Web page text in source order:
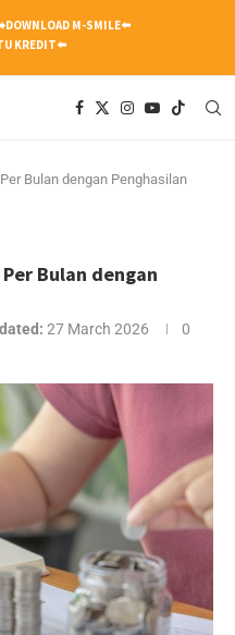
M-SMILE⬅️
KREDIT⬅️
Bulan dengan Penghasilan
Bulan dengan
27 March 2026
0